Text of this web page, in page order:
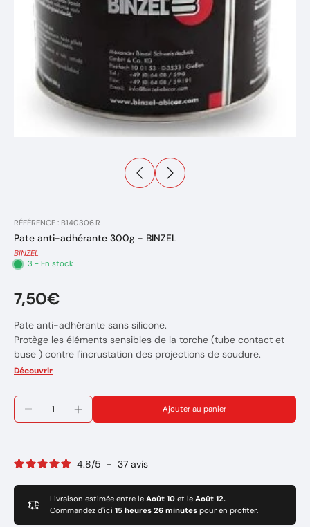
RÉFÉRENCE : B140306.R
Pate anti-adhérante 300g - BINZEL
BINZEL
3 - En stock
7,50€
Pate anti-adhérante sans silicone.
Protège les éléments sensibles de la torche (tube contact et
buse ) contre l'incrustation des projections de soudure.
Mode d'emploi:
Afin d'éviter l'obturation des orifices du diffuseur de gaz,
positionner la torche au repos avec la buse de gaz dirigée vers
le bas.
Marque : BINZEL
Poids net : 300gr
Découvrir
Ajouter au panier
4.8/5 - 37 avis
Livraison estimée entre le Août 10 et le Août 12.
Commandez d'ici 15 heures 26 minutes pour en profiter.